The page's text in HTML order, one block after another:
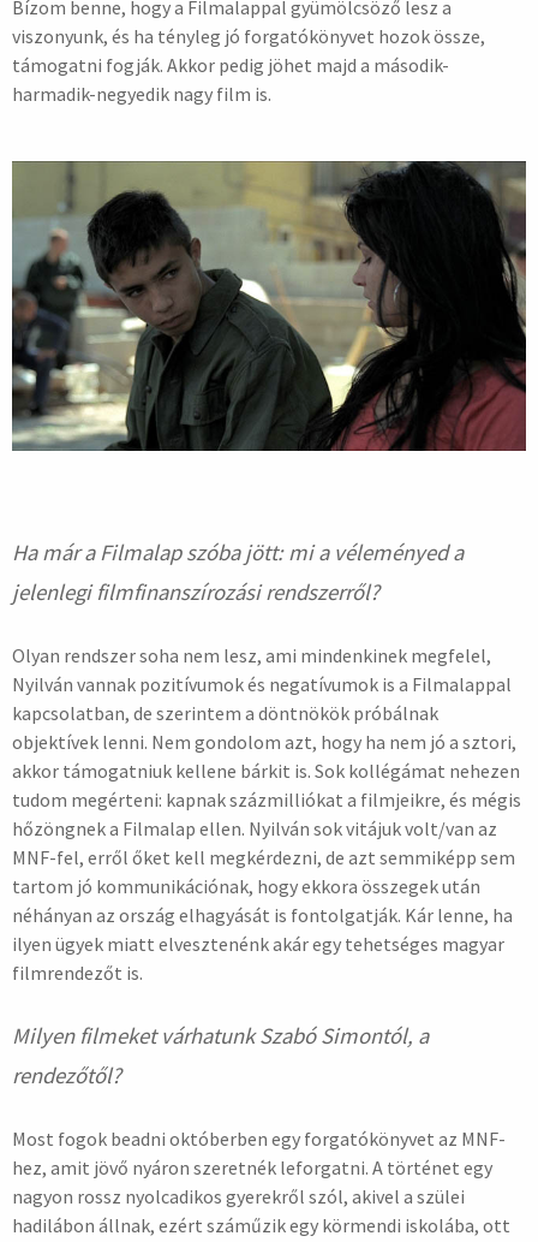
Bízom benne, hogy a Filmalappal gyümölcsöző lesz a
viszonyunk, és ha tényleg jó forgatókönyvet hozok össze,
támogatni fogják. Akkor pedig jöhet majd a második-
harmadik-negyedik nagy film is.
Ha már a Filmalap szóba jött: mi a véleményed a
jelenlegi filmfinanszírozási rendszerről?
Olyan rendszer soha nem lesz, ami mindenkinek megfelel,
Nyilván vannak pozitívumok és negatívumok is a Filmalappal
kapcsolatban, de szerintem a döntnökök próbálnak
objektívek lenni. Nem gondolom azt, hogy ha nem jó a sztori,
akkor támogatniuk kellene bárkit is. Sok kollégámat nehezen
tudom megérteni: kapnak százmilliókat a filmjeikre, és mégis
hőzöngnek a Filmalap ellen. Nyilván sok vitájuk volt/van az
MNF-fel, erről őket kell megkérdezni, de azt semmiképp sem
tartom jó kommunikációnak, hogy ekkora összegek után
néhányan az ország elhagyását is fontolgatják. Kár lenne, ha
ilyen ügyek miatt elvesztenénk akár egy tehetséges magyar
filmrendezőt is.
Milyen filmeket várhatunk Szabó Simontól, a
rendezőtől?
Most fogok beadni októberben egy forgatókönyvet az MNF-
hez, amit jövő nyáron szeretnék leforgatni. A történet egy
nagyon rossz nyolcadikos gyerekről szól, akivel a szülei
hadilábon állnak, ezért száműzik egy körmendi iskolába, ott